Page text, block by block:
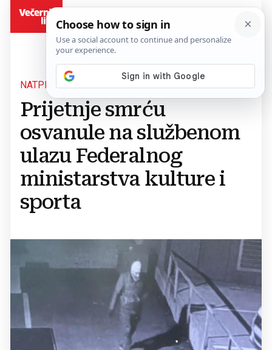
NATPIS PRIJETEĆEG SADRŽAJA
Prijetnje smrću
osvanule na službenom
ulazu Federalnog
ministarstva kulture i
sporta